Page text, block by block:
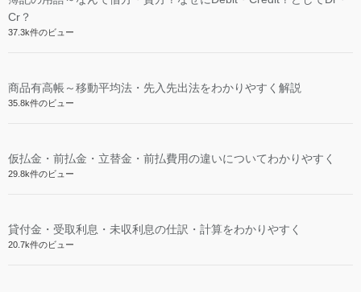
Cr？
37.3k件のビュー
商品有高帳～移動平均法・先入先出法をわかりやすく解説
35.8k件のビュー
仮払金・前払金・立替金・前払費用の違いについてわかりやすく
29.8k件のビュー
貸付金・受取利息・未収利息の仕訳・計算をわかりやすく
20.7k件のビュー